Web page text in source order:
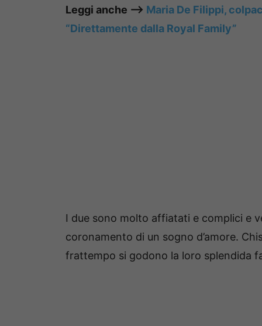
Leggi anche —–> Maria De Filippi,
“Direttamente dalla Royal Family”
I due sono molto affiatati e complici e
coronamento di un sogno d’amore.
frattempo si godono la loro splendida